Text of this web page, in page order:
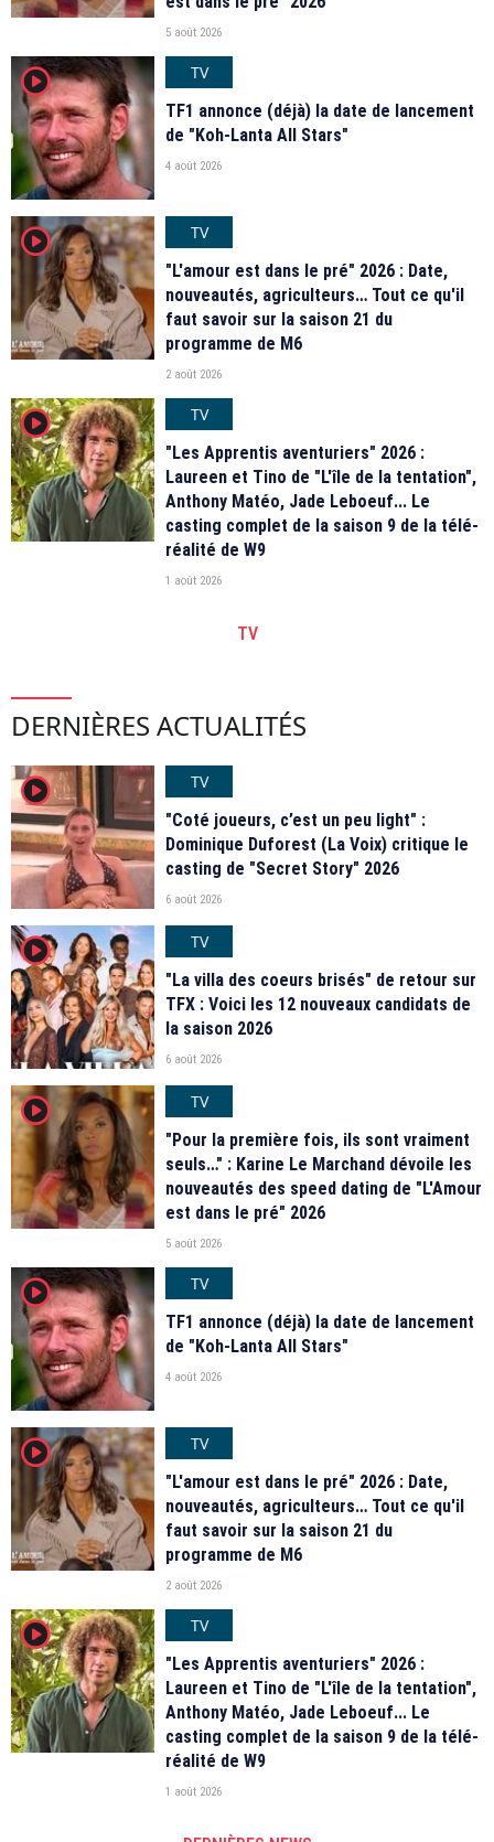
5 août 2026
player2
TV
TF1 annonce (déjà) la date de lancement
de "Koh-Lanta All Stars"
4 août 2026
player2
TV
"L'amour est dans le pré" 2026 : Date,
nouveautés, agriculteurs… Tout ce qu'il
faut savoir sur la saison 21 du
programme de M6
2 août 2026
player2
TV
"Les Apprentis aventuriers" 2026 :
Laureen et Tino de "L'île de la tentation",
Anthony Matéo, Jade Leboeuf... Le
casting complet de la saison 9 de la télé-
réalité de W9
1 août 2026
TV
DERNIÈRES ACTUALITÉS
player2
TV
"Coté joueurs, c’est un peu light" :
Dominique Duforest (La Voix) critique le
casting de "Secret Story" 2026
6 août 2026
player2
TV
"La villa des coeurs brisés" de retour sur
TFX : Voici les 12 nouveaux candidats de
la saison 2026
6 août 2026
player2
TV
"Pour la première fois, ils sont vraiment
seuls…" : Karine Le Marchand dévoile les
nouveautés des speed dating de "L'Amour
est dans le pré" 2026
5 août 2026
player2
TV
TF1 annonce (déjà) la date de lancement
de "Koh-Lanta All Stars"
4 août 2026
player2
TV
"L'amour est dans le pré" 2026 : Date,
nouveautés, agriculteurs… Tout ce qu'il
faut savoir sur la saison 21 du
programme de M6
2 août 2026
player2
TV
"Les Apprentis aventuriers" 2026 :
Laureen et Tino de "L'île de la tentation",
Anthony Matéo, Jade Leboeuf... Le
casting complet de la saison 9 de la télé-
réalité de W9
1 août 2026